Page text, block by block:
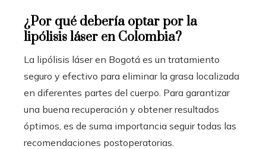
¿Por qué debería optar por la
lipólisis láser en Colombia?
La lipólisis láser en Bogotá es un tratamiento
seguro y efectivo para eliminar la grasa localizada
en diferentes partes del cuerpo. Para garantizar
una buena recuperación y obtener resultados
óptimos, es de suma importancia seguir todas las
recomendaciones postoperatorias.